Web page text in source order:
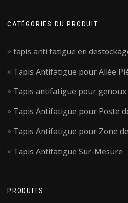
CATÉGORIES DU PRODUIT
tapis anti fatigue en
Tapis Antifatigue pour Allée
Tapis antifatigue pour genoux
Tapis Antifatigue pour Poste
Tapis Antifatigue pour Zone
Tapis Antifatigue Sur-Mesure
PRODUITS